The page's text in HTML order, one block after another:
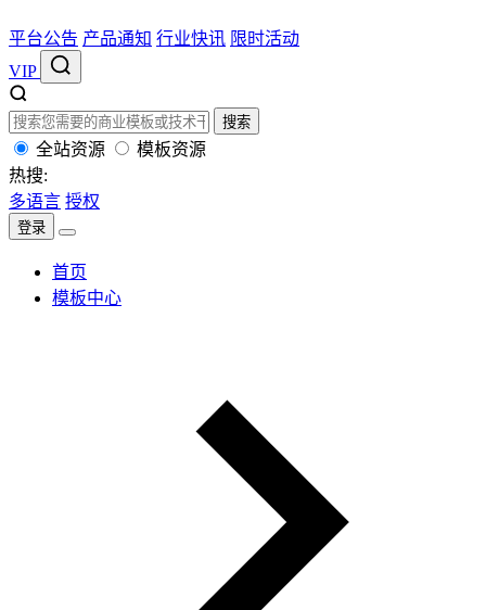
平台公告 产品通知 行业快讯 限时活动
VIP
搜索
全站资源
模板资源
热搜:
多语言 授权
登录
首页
模板中心